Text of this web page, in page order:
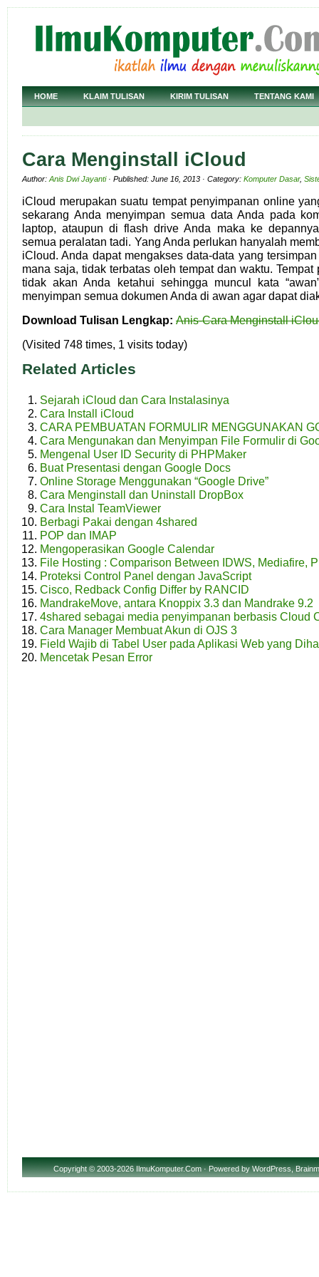
HOME KLAIM TULISAN KIRIM TULISAN TENTANG KAMI
Cara Menginstall iCloud
Author: Anis Dwi Jayanti· Published: June 16, 2013 · Category: Komputer Dasar,
iCloud merupakan suatu tempat penyimpanan online
sekarang Anda menyimpan semua data Anda pada
laptop, ataupun di flash drive Anda maka ke
semua peralatan tadi. Yang Anda perlukan hanyalah
iCloud. Anda dapat mengakses data-data yang
mana saja, tidak terbatas oleh tempat dan waktu.
tidak akan Anda ketahui sehingga muncul kata
menyimpan semua dokumen Anda di awan agar dapat
Download Tulisan Lengkap: Anis-Cara Menginstall
(Visited 748 times, 1 visits today)
Related Articles
Sejarah iCloud dan Cara Instalasinya
Cara Install iCloud
CARA PEMBUATAN FORMULIR MENGGUNAKAN
Cara Mengunakan dan Menyimpan File Formulir di
Mengenal User ID Security di PHPMaker
Buat Presentasi dengan Google Docs
Online Storage Menggunakan “Google Drive”
Cara Menginstall dan Uninstall DropBox
Cara Instal TeamViewer
Berbagi Pakai dengan 4shared
POP dan IMAP
Mengoperasikan Google Calendar
File Hosting : Comparison Between IDWS, Mediafire,
Proteksi Control Panel dengan JavaScript
Cisco, Redback Config Differ by RANCID
MandrakeMove, antara Knoppix 3.3 dan Mandrake 9.2
4shared sebagai media penyimpanan berbasis Cloud
Cara Manager Membuat Akun di OJS 3
Field Wajib di Tabel User pada Aplikasi Web yang
Mencetak Pesan Error
Copyright© 2003-2026 IlmuKomputer.Com · Powered byWordPress,